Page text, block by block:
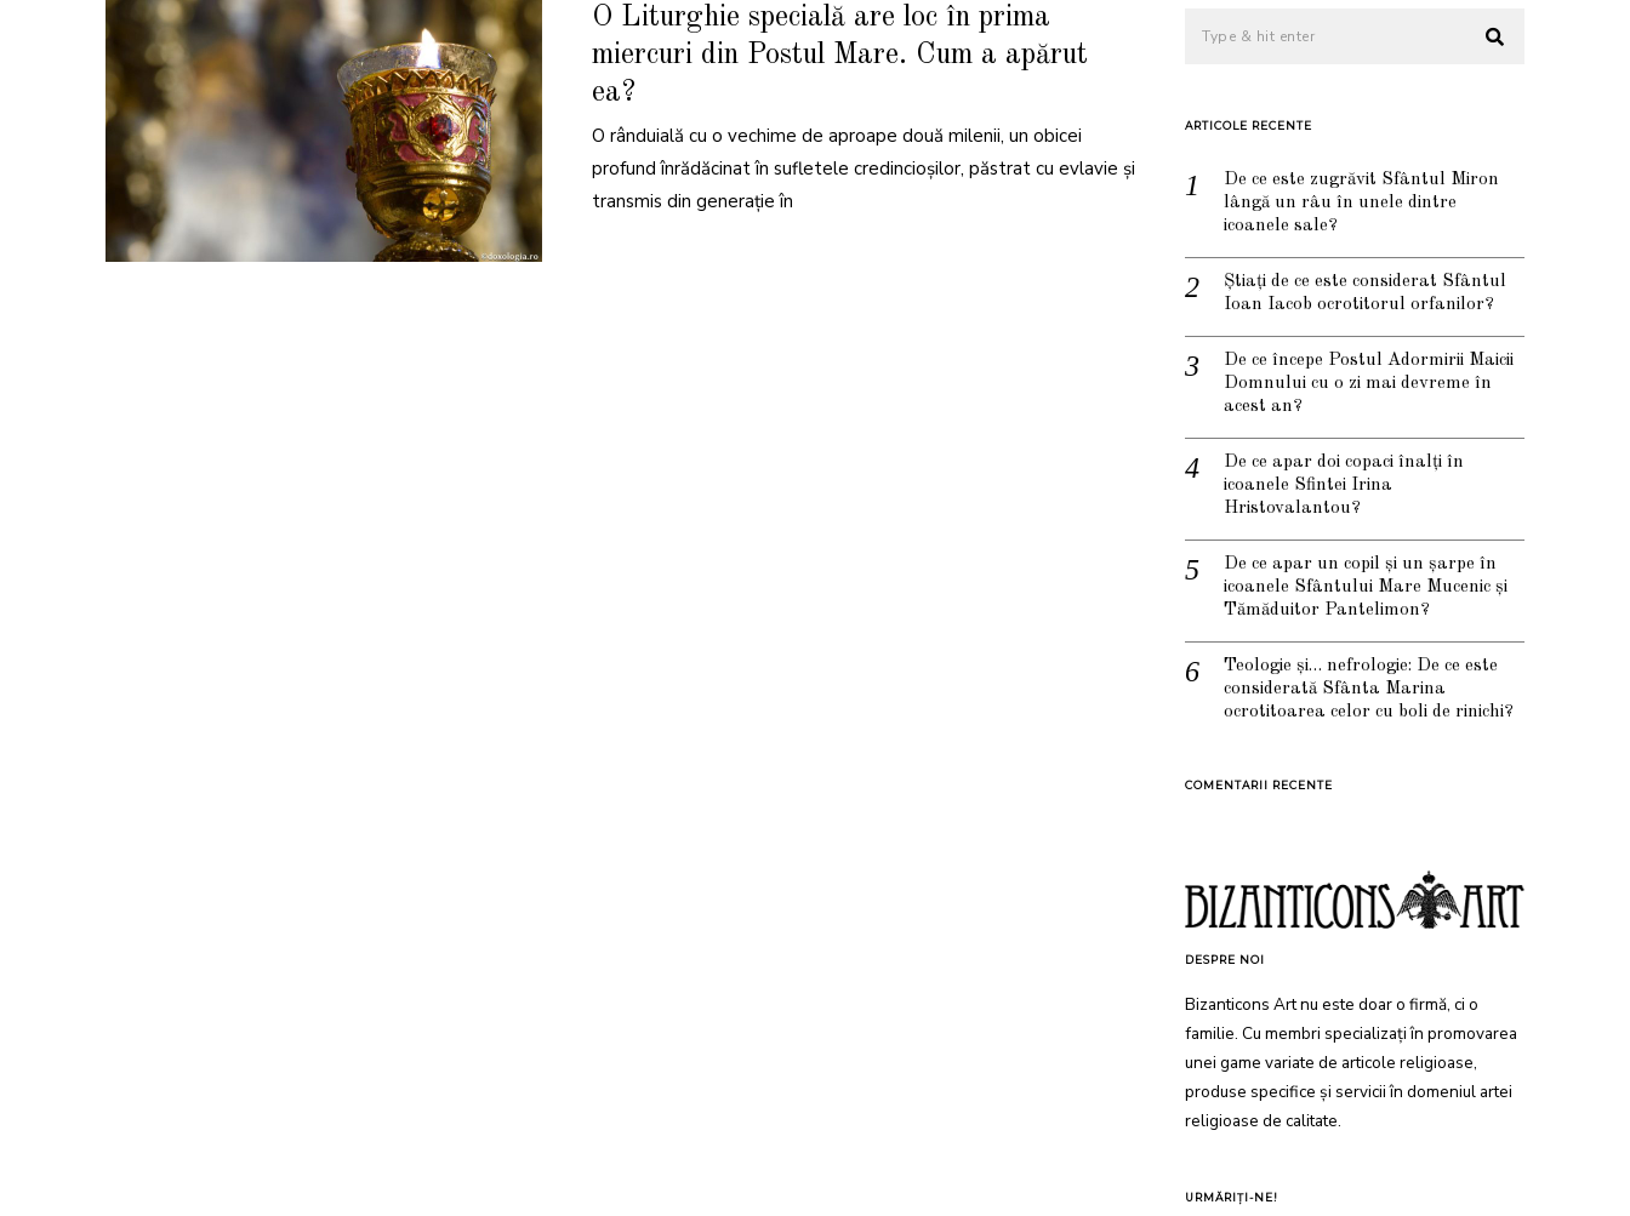
R
I
E
O Liturghie specială are loc în prima
miercuri din Postul Mare. Cum a apărut
ea?
O rânduială cu o vechime de aproape două milenii, un obicei
profund înrădăcinat în sufletele credincioșilor, păstrat cu evlavie și
transmis din generație în
ARTICOLE RECENTE
De ce este zugrăvit Sfântul Miron
lângă un râu în unele dintre
icoanele sale?
Știați de ce este considerat Sfântul
Ioan Iacob ocrotitorul orfanilor?
De ce începe Postul Adormirii Maicii
Domnului cu o zi mai devreme în
acest an?
De ce apar doi copaci înalți în
icoanele Sfintei Irina
Hristovalantou?
De ce apar un copil și un șarpe în
icoanele Sfântului Mare Mucenic și
Tămăduitor Pantelimon?
Teologie și… nefrologie: De ce este
considerată Sfânta Marina
ocrotitoarea celor cu boli de rinichi?
COMENTARII RECENTE
DESPRE NOI
Bizanticons Art nu este doar o firmă, ci o
familie. Cu membri specializați în promovarea
unei game variate de articole religioase,
produse specifice și servicii în domeniul artei
religioase de calitate.
URMĂRIȚI-NE!